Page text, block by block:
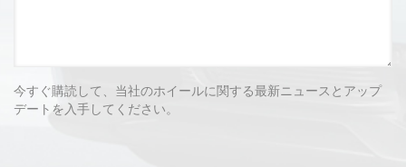
今すぐ購読して、当社のホイールに関する最新ニュースとアップ
デートを入手してください。